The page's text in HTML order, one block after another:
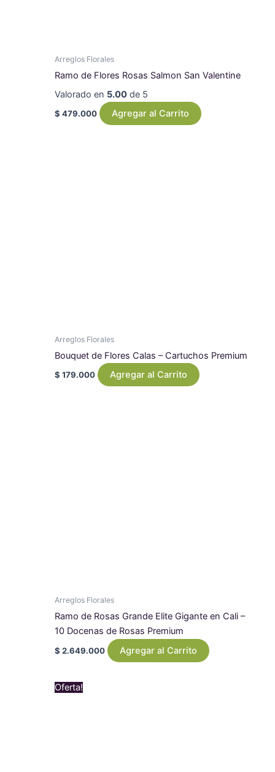
Arreglos Florales
Ramo de Flores Rosas Salmon San Valentine
Valorado en 5.00de 5
$ 479.000 Agregar al Carrito
Arreglos Florales
Bouquet de Flores Calas – Cartuchos Premium
$ 179.000 Agregar al Carrito
Arreglos Florales
Ramo de Rosas Grande Elite Gigante en Cali –
10 Docenas de Rosas Premium
$ 2.649.000 Agregar al Carrito
Oferta!